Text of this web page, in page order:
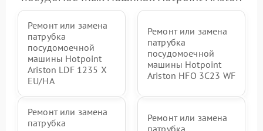
Ремонт или замена
патрубка
посудомоечной
машины Hotpoint
Ariston LDF 1235 X
EU/HA
Ремонт или замена
патрубка
посудомоечной
машины Hotpoint
Ariston HFO 3C23 WF
Ремонт или замена
патрубка
Ремонт или замена
патрубка